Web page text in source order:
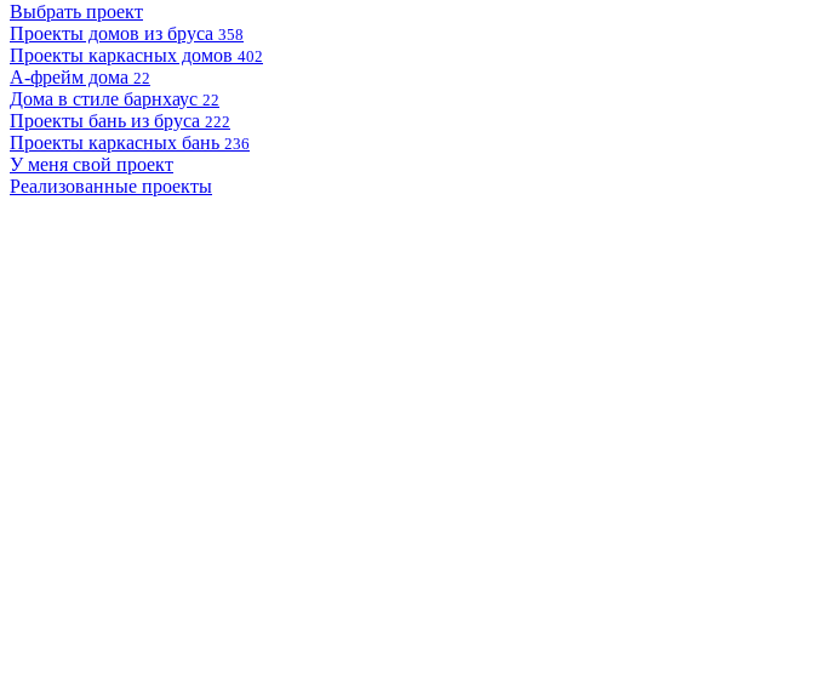
Выбрать проект
Проекты домов из бруса 358
Проекты каркасных домов 402
А-фрейм дома 22
Дома в стиле барнхаус 22
Проекты бань из бруса 222
Проекты каркасных бань 236
У меня свой проект
Реализованные проекты